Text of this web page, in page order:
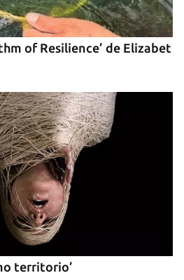
of Resilience’ de Elizabet
territorio’